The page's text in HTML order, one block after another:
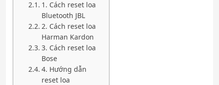
1. Cách reset loa
Bluetooth JBL
2. Cách reset loa
Harman Kardon
3. Cách reset loa
Bose
4. Hướng dẫn
reset loa